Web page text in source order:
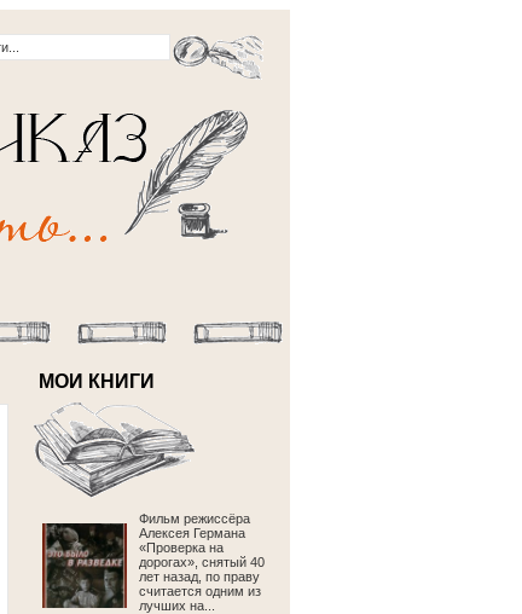
МОИ КНИГИ
Фильм режиссёра
Алексея Германа
«Проверка на
дорогах», снятый 40
лет назад, по праву
считается одним из
лучших на...